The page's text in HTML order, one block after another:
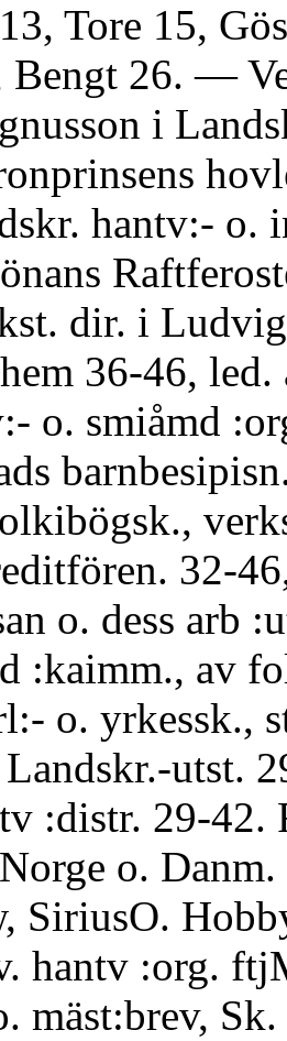
Tore 15,
Bengt 26. —
i
hantv:- o.
dir. i
36-46,
o. smiåmd
32-
o. dess arb
:kaimm., av
o. yrkessk.,
utst.
:distr. 29-42.
o.
SiriusO.
hantv :org.
mäst:brev,